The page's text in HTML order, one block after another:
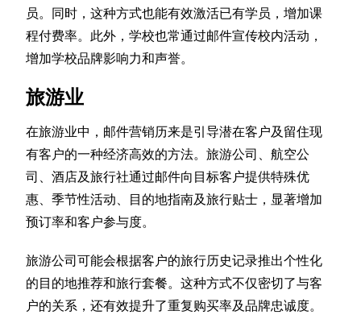
员。同时，这种方式也能有效激活已有学员，增加课
程付费率。此外，学校也常通过邮件宣传校内活动，
增加学校品牌影响力和声誉。
旅游业
在旅游业中，邮件营销历来是引导潜在客户及留住现
有客户的一种经济高效的方法。旅游公司、航空公
司、酒店及旅行社通过邮件向目标客户提供特殊优
惠、季节性活动、目的地指南及旅行贴士，显著增加
预订率和客户参与度。
旅游公司可能会根据客户的旅行历史记录推出个性化
的目的地推荐和旅行套餐。这种方式不仅密切了与客
户的关系，还有效提升了重复购买率及品牌忠诚度。